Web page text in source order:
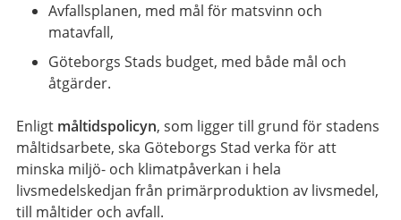
Avfallsplanen, med mål för matsvinn och
matavfall,
Göteborgs Stads budget, med både mål och
åtgärder.
Enligt måltidspolicyn, som ligger till grund för stadens
måltidsarbete, ska Göteborgs Stad verka för att
minska miljö- och klimatpåverkan i hela
livsmedelskedjan från primärproduktion av livsmedel,
till måltider och avfall.